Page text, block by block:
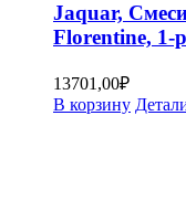
Jaquar,
Florentine,
13701,00₽
В корзину